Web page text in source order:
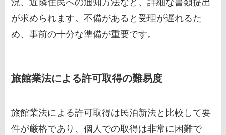
が求められます。不備があると受理が遅れるた
め、事前の十分な準備が重要です。
旅館業法による許可取得の難易度
旅館業法による許可取得は民泊新法と比較して要
件が厳格であり、個人での取得は非常に困難で